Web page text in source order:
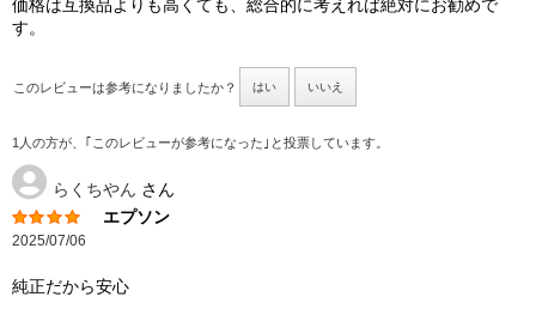
価格は互換品よりも高くても、総合的に考えれば絶対にお勧めで
す。
このレビューは参考になりましたか？ はい いいえ
1人の方が、｢このレビューが参考になった｣と投票しています。
らくちやん さん
エプソン
2025/07/06
純正だから安心